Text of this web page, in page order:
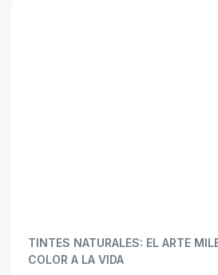
TINTES NATURALES: EL ARTE
COLOR A LA VIDA